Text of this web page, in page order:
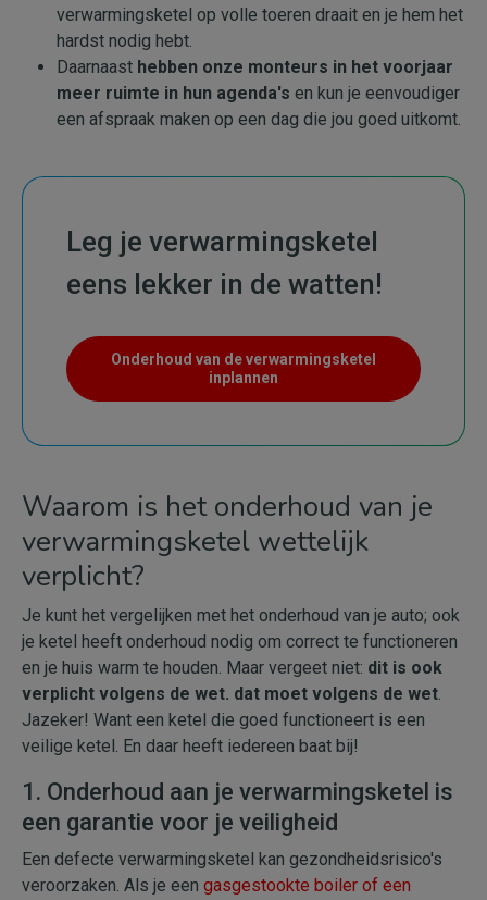
verwarmingsketel op volle toeren draait en je hem het
hardst nodig hebt.
Daarnaast hebben onze monteurs in het voorjaar
meer ruimte in hun agenda's en kun je eenvoudiger
een afspraak maken op een dag die jou goed uitkomt.
Leg je verwarmingsketel
eens lekker in de watten!
Onderhoud van de verwarmingsketel
inplannen
Waarom is het onderhoud van je
verwarmingsketel wettelijk
verplicht?
Je kunt het vergelijken met het onderhoud van je auto; ook
je ketel heeft onderhoud nodig om correct te functioneren
en je huis warm te houden. Maar vergeet niet: dit is ook
verplicht volgens de wet. dat moet volgens de wet.
Jazeker! Want een ketel die goed functioneert is een
veilige ketel. En daar heeft iedereen baat bij!
1. Onderhoud aan je verwarmingsketel is
een garantie voor je veiligheid
Een defecte verwarmingsketel kan gezondheidsrisico's
veroorzaken. Als je een gasgestookte boiler of een